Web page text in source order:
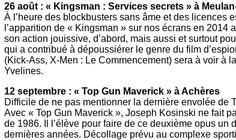
26 août : « Kingsman : Services ­secrets » à
À l’heure des blockbusters sans âme et des licences
l’apparition de « Kingsman » sur nos écrans en 2014
son action jouissive, d’abord, mais aussi et surtout
qui a contribué à dépoussiérer le genre du film
(Kick-Ass, X-Men : Le Commencement) sera à voir à
Yvelines.
12 septembre : « Top Gun ­Maverick » à Achères
Difficile de ne pas mentionner la dernière envolée de
Avec « Top Gun Maverick », Joseph Kosinski ne fait
de 1986. Il l’élève pour faire de ce deuxième opus un
dernières années. Décollage prévu au complexe